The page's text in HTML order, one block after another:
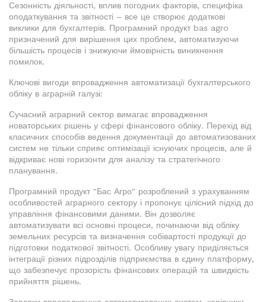
Сезонність діяльності, вплив погодних факторів, специфіка
оподаткування та звітності – все це створює додаткові
виклики для бухгалтерів. Програмний продукт bas agro
призначений для вирішення цих проблем, автоматизуючи
більшість процесів і знижуючи ймовірність виникнення
помилок.
Ключові вигоди впровадження автоматизації бухгалтерського
обліку в аграрній галузі:
Сучасний аграрний сектор вимагає впровадження
новаторських рішень у сфері фінансового обліку. Перехід від
класичних способів ведення документації до автоматизованих
систем не тільки сприяє оптимізації існуючих процесів, але й
відкриває нові горизонти для аналізу та стратегічного
планування.
Програмний продукт "Бас Агро" розроблений з урахуванням
особливостей аграрного сектору і пропонує цілісний підхід до
управління фінансовими даними. Він дозволяє
автоматизувати всі основні процеси, починаючи від обліку
земельних ресурсів та визначення собівартості продукції до
підготовки податкової звітності. Особливу увагу приділяється
інтеграції різних підрозділів підприємства в єдину платформу,
що забезпечує прозорість фінансових операцій та швидкість
прийняття рішень.